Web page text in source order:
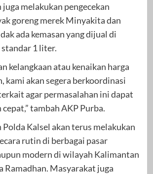
juga melakukan pengecekan
goreng merek Minyakita dan
ada kemasan yang dijual di
1 liter.
kelangkaan atau kenaikan harga
kami akan segera berkoordinasi
agar permasalahan ini dapat
tambah AKP Purba.
Polda Kalsel akan terus melakukan
rutin di berbagai pasar
modern di wilayah Kalimantan
Ramadhan. Masyarakat juga